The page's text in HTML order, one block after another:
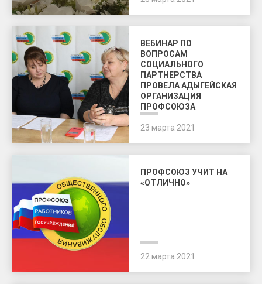
ВЕБИНАР ПО
ВОПРОСАМ
СОЦИАЛЬНОГО
ПАРТНЕРСТВА
ПРОВЕЛА АДЫГЕЙСКАЯ
ОРГАНИЗАЦИЯ
ПРОФСОЮЗА
23 марта 2021
ПРОФСОЮЗ УЧИТ НА
«ОТЛИЧНО»
22 марта 2021